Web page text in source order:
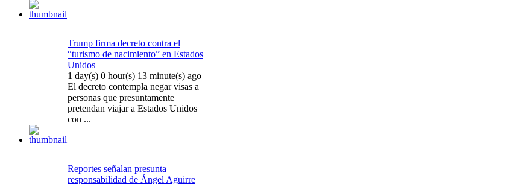
Trump firma decreto contra el
“turismo de nacimiento” en Estados
Unidos
1 day(s) 0 hour(s) 13 minute(s) ago
El decreto contempla negar visas a
personas que presuntamente
pretendan viajar a Estados Unidos
con ...
Reportes señalan presunta
responsabilidad de Ángel Aguirre